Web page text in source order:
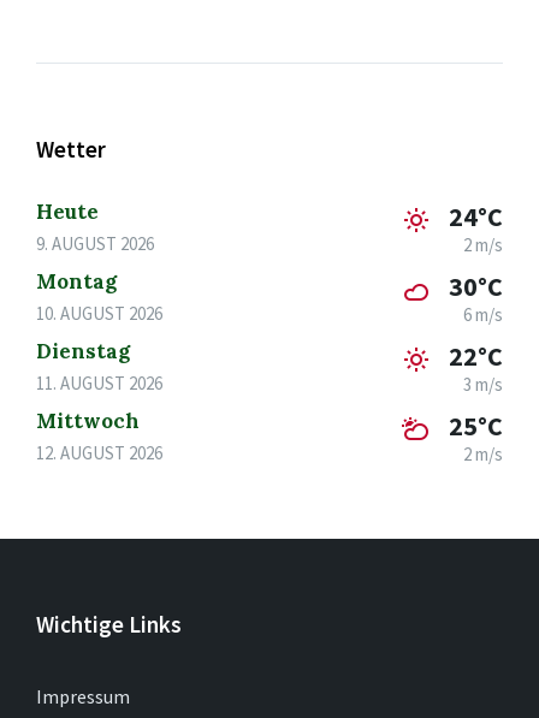
Wetter
Heute
9. AUGUST 2026
24°C
2 m/s
Montag
10. AUGUST 2026
30°C
6 m/s
Dienstag
11. AUGUST 2026
22°C
3 m/s
Mittwoch
12. AUGUST 2026
25°C
2 m/s
Wichtige Links
Impressum